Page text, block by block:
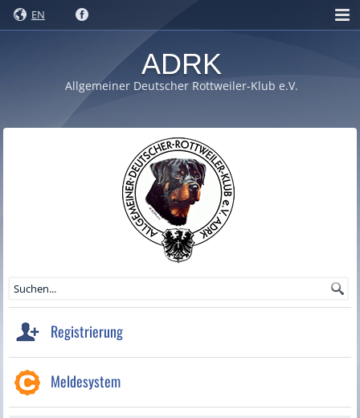
EN
ADRK
Allgemeiner Deutscher Rottweiler-Klub e.V.
Registrierung
Meldesystem